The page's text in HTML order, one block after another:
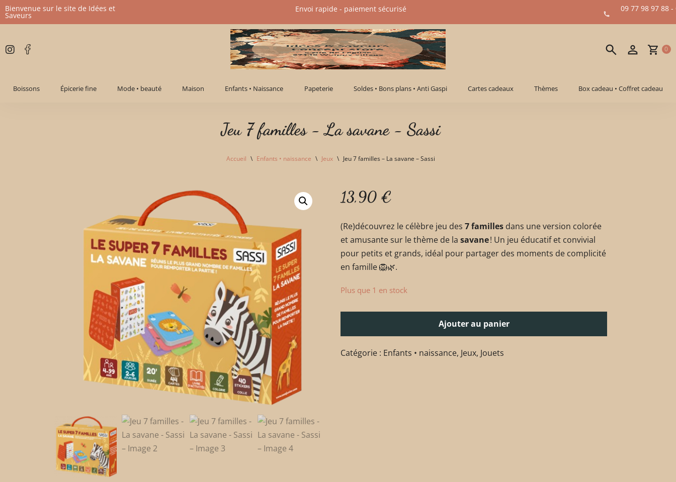
Aller
contenu
Bienvenue sur le site de Idées et
Saveurs
09 77 98 97 88 -
Envoi rapide - paiement sécurisé​
0
Boissons Épicerie fine Mode • beauté Maison Enfants • Naissance Papeterie Soldes • Bons plans • Anti Gaspi Cartes cadeaux Thèmes Box cadeau • Coffret cadeau
Jeu 7 familles - La savane - Sassi
Accueil \ Enfants • naissance \ Jeux \ Jeu 7 familles – La savane – Sassi
13,90 €
(Re)découvrez le célèbre jeu des 7 familles dans une version colorée
et amusante sur le thème de la savane! Un jeu éducatif et convivial
pour petits et grands, idéal pour partager des moments de complicité
en famille 🦁🌿.
Plus que 1 en stock
Ajouter au panier
Catégorie : Enfants • naissance, Jeux, Jouets